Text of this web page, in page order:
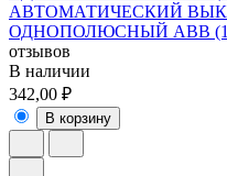
АВТОМАТИЧЕСКИЙ
ОДНОПОЛЮСНЫЙ ABB (1-
отзывов
В наличии
342,00 ₽
В корзину